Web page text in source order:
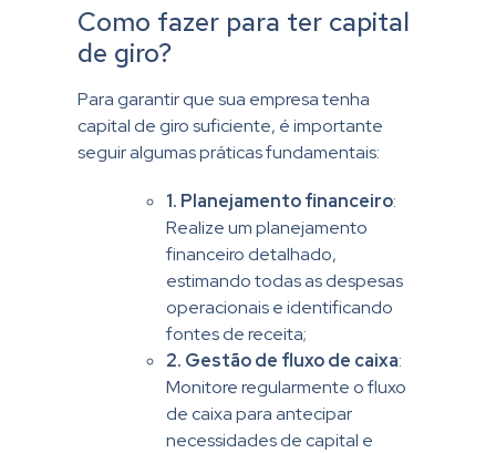
Como fazer para ter capital
de giro?
Para garantir que sua empresa tenha
capital de giro suficiente, é importante
seguir algumas práticas fundamentais:
1. Planejamento financeiro:
Realize um planejamento
financeiro detalhado,
estimando todas as despesas
operacionais e identificando
fontes de receita;
2. Gestão de fluxo de caixa:
Monitore regularmente o fluxo
de caixa para antecipar
necessidades de capital e